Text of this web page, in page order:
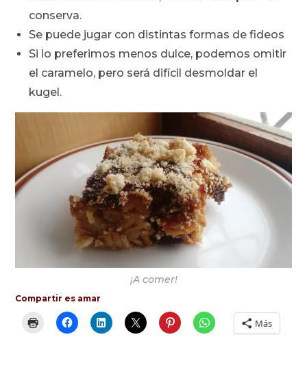
conserva.
Se puede jugar con distintas formas de fideos
Si lo preferimos menos dulce, podemos omitir
el caramelo, pero será difícil desmoldar el
kugel.
¡A comer!
Compartir es amar
Más